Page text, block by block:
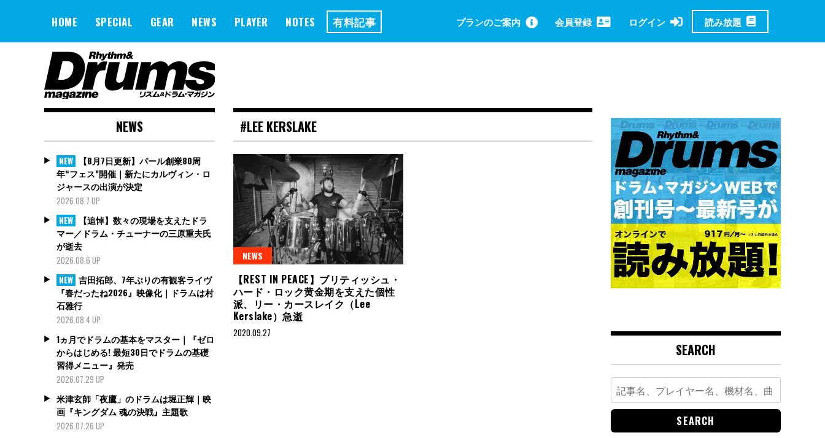
HOME SPECIAL GEAR NEWS PLAYER NOTES 有料記事 プランのご案内 会員登録 ログイン 読み放題
#LEE KERSLAKE
NEWS
【REST IN PEACE】ブリティッシュ・
ハード・ロック黄金期を支えた個性
派、リー・カースレイク（Lee
Kerslake）急逝
2020.09.27
NEWS
NEW
【8月7日更新】パール創業80周
年“フェス”開催｜新たにカルヴィン・ロ
ジャースの出演が決定
2026.08.7 UP
NEW
【追悼】数々の現場を支えたドラ
マー／ドラム・チューナーの三原重夫氏
が逝去
2026.08.6 UP
NEW 吉田拓郎、7年ぶりの有観客ライヴ
『春だったね2026』映像化｜ドラムは村
石雅行
2026.08.4 UP
1ヵ月でドラムの基本をマスター｜『ゼロ
からはじめる! 最短30日でドラムの基礎
習得メニュー』発売
2026.07.29 UP
米津玄師「夜鷹」のドラムは堀正輝｜映
画『キングダム 魂の決戦』主題歌
2026.07.26 UP
SEARCH
Search
for: